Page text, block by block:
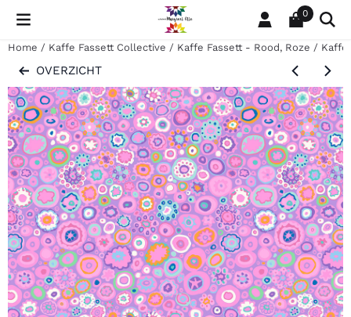
Cookievoorkeuren zijn momenteel gesloten. 0
Home / Kaffe Fassett Collective / Kaffe Fassett - Rood, Roze / Kaffe
OVERZICHT